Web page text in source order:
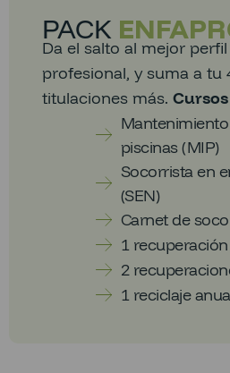
PACK
Da el salto al mejor
profesional, y suma a tu
titulaciones más.
piscinas (MIP)
Socorrista en
(SEN)
Carnet de
1
2
1 reciclaje